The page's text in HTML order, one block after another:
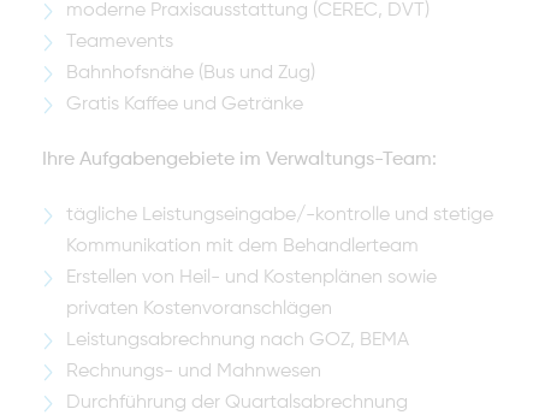
moderne Praxisausstattung (CEREC, DVT)
Teamevents
Bahnhofsnähe (Bus und Zug)
Gratis Kaffee und Getränke
Ihre Aufgabengebiete im Verwaltungs-Team:
tägliche Leistungseingabe/-kontrolle und stetige
Kommunikation mit dem Behandlerteam
Erstellen von Heil- und Kostenplänen sowie
privaten Kostenvoranschlägen
Leistungsabrechnung nach GOZ, BEMA
Rechnungs- und Mahnwesen
Durchführung der Quartalsabrechnung